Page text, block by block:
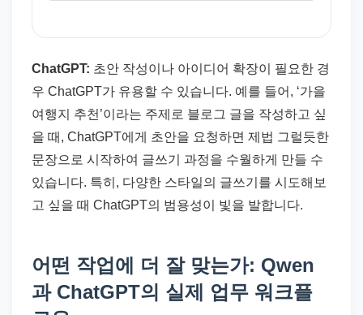
ChatGPT: 초안 작성이나 아이디어 확장이 필요한 경
우 ChatGPT가 유용할 수 있습니다. 예를 들어, ‘가을
여행지 추천’이라는 주제로 블로그 글을 작성하고 싶
을 때, ChatGPT에게 초안을 요청하면 제법 그럴듯한
문장으로 시작하여 글쓰기 과정을 수월하게 만들 수
있습니다. 특히, 다양한 스타일의 글쓰기를 시도해보
고 싶을 때 ChatGPT의 범용성이 빛을 발합니다.
어떤 작업에 더 잘 맞는가: Qwen
과 ChatGPT의 실제 업무 워크플